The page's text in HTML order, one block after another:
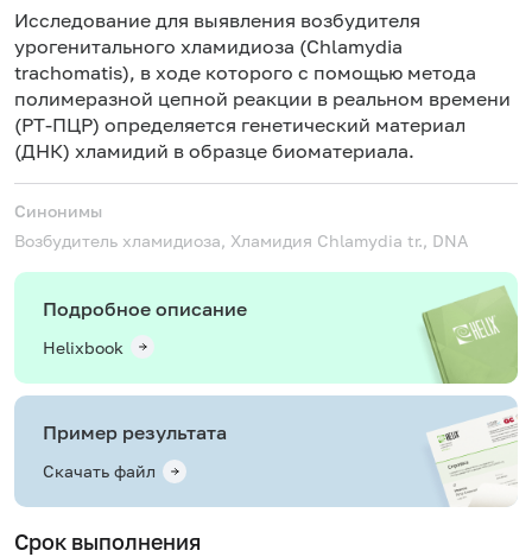
Исследование для выявления возбудителя
урогенитального хламидиоза (Chlamydia
trachomatis), в ходе которого с помощью метода
полимеразной цепной реакции в реальном времени
(РТ-ПЦР) определяется генетический материал
(ДНК) хламидий в образце биоматериала.
Синонимы
Возбудитель хламидиоза, Хламидия Chlamydia tr., DNA
Подробное описание
Helixbook
Пример результата
Скачать файл
Срок выполнения